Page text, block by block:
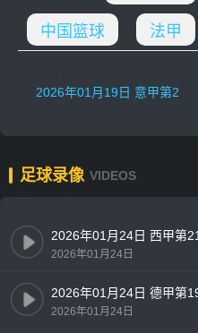
中国篮球 法甲
2026年01月19日 意甲第21轮 AC米兰vs莱切 全场录像
足球录像 VIDEOS
2026年01月24日 西甲第
2026年01月24日
2026年01月24日 德甲第
2026年01月24日